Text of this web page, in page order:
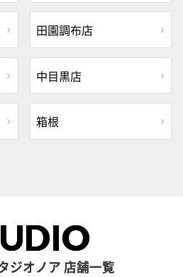
田園調布店
中目黒店
箱根
ジオノア 店舗一覧